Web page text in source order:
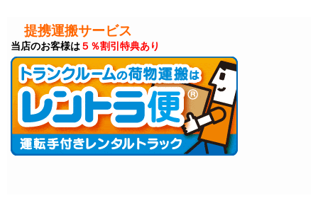
提携運搬サービス
当店のお客様は５％割引特典あり